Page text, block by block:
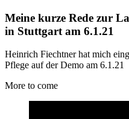
Meine kurze Rede zur
in Stuttgart am 6.1.21
Heinrich Fiechtner hat mich
Pflege auf der Demo am 6.1.21
More to come